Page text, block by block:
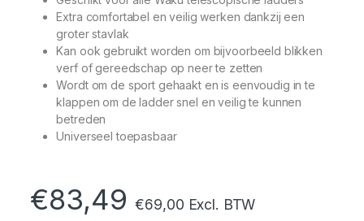
Extra comfortabel en veilig werken dankzij een
groter stavlak
Kan ook gebruikt worden om bijvoorbeeld blikken
verf of gereedschap op neer te zetten
Wordt om de sport gehaakt en is eenvoudig in te
klappen om de ladder snel en veilig te kunnen
betreden
Universeel toepasbaar
€83,49 €69,00 Excl. BTW